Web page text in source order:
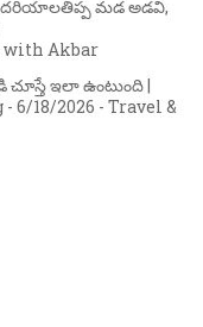
దరియాలతిప్ప మడ అడవి,
with Akbar
చూస్తే ఇలా ఉంటుంది |
- 6/18/2026 - Travel &